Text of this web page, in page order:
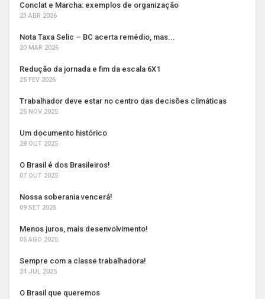
Conclat e Marcha: exemplos de organização
23 ABR 2026
Nota Taxa Selic – BC acerta remédio, mas...
20 MAR 2026
Redução da jornada e fim da escala 6X1
25 FEV 2026
Trabalhador deve estar no centro das decisões climáticas
25 NOV 2025
Um documento histórico
28 OUT 2025
O Brasil é dos Brasileiros!
07 OUT 2025
Nossa soberania vencerá!
09 SET 2025
Menos juros, mais desenvolvimento!
05 AGO 2025
Sempre com a classe trabalhadora!
24 JUL 2025
O Brasil que queremos